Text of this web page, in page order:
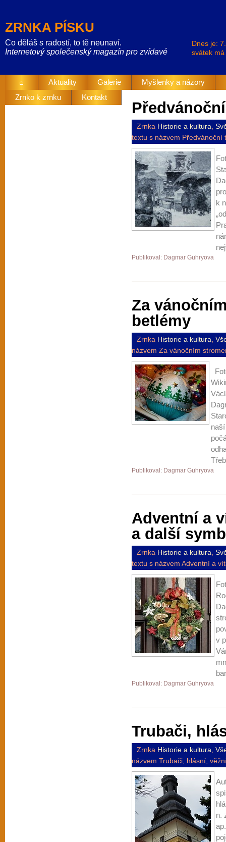
ZRNKA PÍSKU
Co děláš s radostí, to tě neunaví.
Internetový společenský magazín pro zvídavé
Dnes je:
svátek
⌂ Aktuality Galerie Myšlenky a názory
Zrnko k zrnku
Kontakt
Zrnka Historie a kultura
textu s názvem Předvánoční
k
Publikoval: Dagmar Guhryova
Za
betlémy
Zrnka Historie a kultura
názvem Za vánočním
Publikoval: Dagmar Guhryova
Adventní a
a další
Zrnka Historie a kultura
textu s názvem Adventní a
v
Publikoval: Dagmar Guhryova
Trubači,
Zrnka Historie a kultura
názvem Trubači, hlásní,
n.